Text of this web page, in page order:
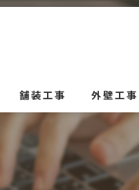
舗装工事 外壁工事